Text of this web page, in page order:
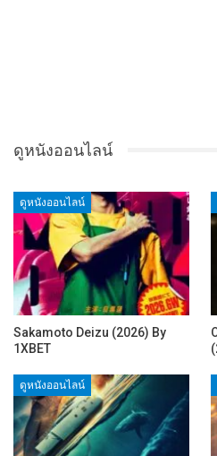
ดูหนังออนไลน์
ดูหนังออนไลน์
Sakamoto Deizu (2026) By
1XBET
ดูหนังออนไลน์